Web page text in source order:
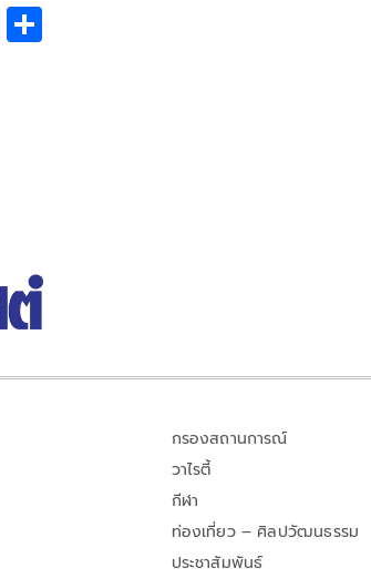
Li
กรองสถานการณ์
วาไรตี้
กีฬา
ท่องเที่ยว – ศิลปวัฒนธรรม
ประชาสัมพันธ์